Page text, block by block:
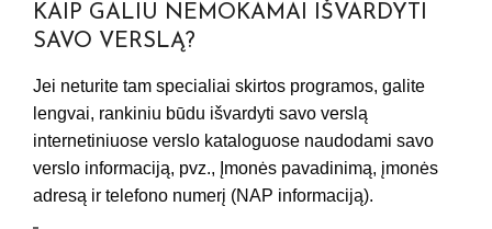
KAIP GALIU NEMOKAMAI IŠVARDYTI
SAVO VERSLĄ?
Jei neturite tam specialiai skirtos programos, galite
lengvai, rankiniu būdu išvardyti savo verslą
internetiniuose verslo kataloguose naudodami savo
verslo informaciją, pvz., Įmonės pavadinimą, įmonės
adresą ir telefono numerį (NAP informaciją).